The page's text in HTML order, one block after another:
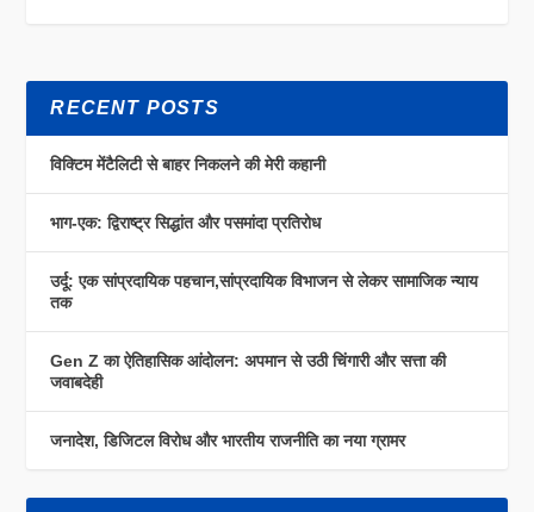
RECENT POSTS
विक्टिम मेंटैलिटी से बाहर निकलने की मेरी कहानी
भाग-एक: द्विराष्ट्र सिद्धांत और पसमांदा प्रतिरोध
उर्दू: एक सांप्रदायिक पहचान,सांप्रदायिक विभाजन से लेकर सामाजिक न्याय
तक
Gen Z का ऐतिहासिक आंदोलन: अपमान से उठी चिंगारी और सत्ता की
जवाबदेही
जनादेश, डिजिटल विरोध और भारतीय राजनीति का नया ग्रामर